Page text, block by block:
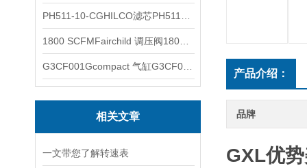
相关文章
一文带您了解转速表
产品介绍：
品牌
GXL优